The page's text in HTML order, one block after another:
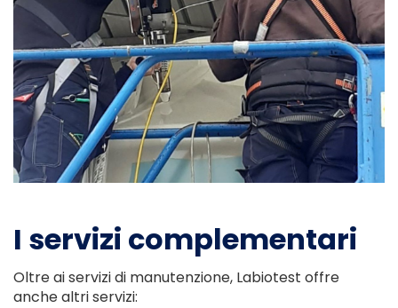
I servizi complementari
Oltre ai servizi di manutenzione, Labiotest offre
anche altri servizi: